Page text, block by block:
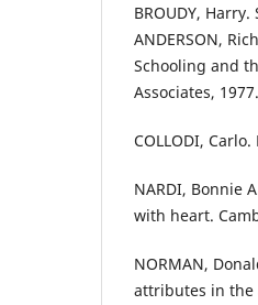
BROUDY,
ANDERSON,
Schooling and
Associates, 1977.
COLLODI,
NARDI, Bonnie
with heart.
NORMAN,
attributes in the